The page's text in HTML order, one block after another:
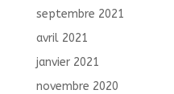
septembre 2021
avril 2021
janvier 2021
novembre 2020